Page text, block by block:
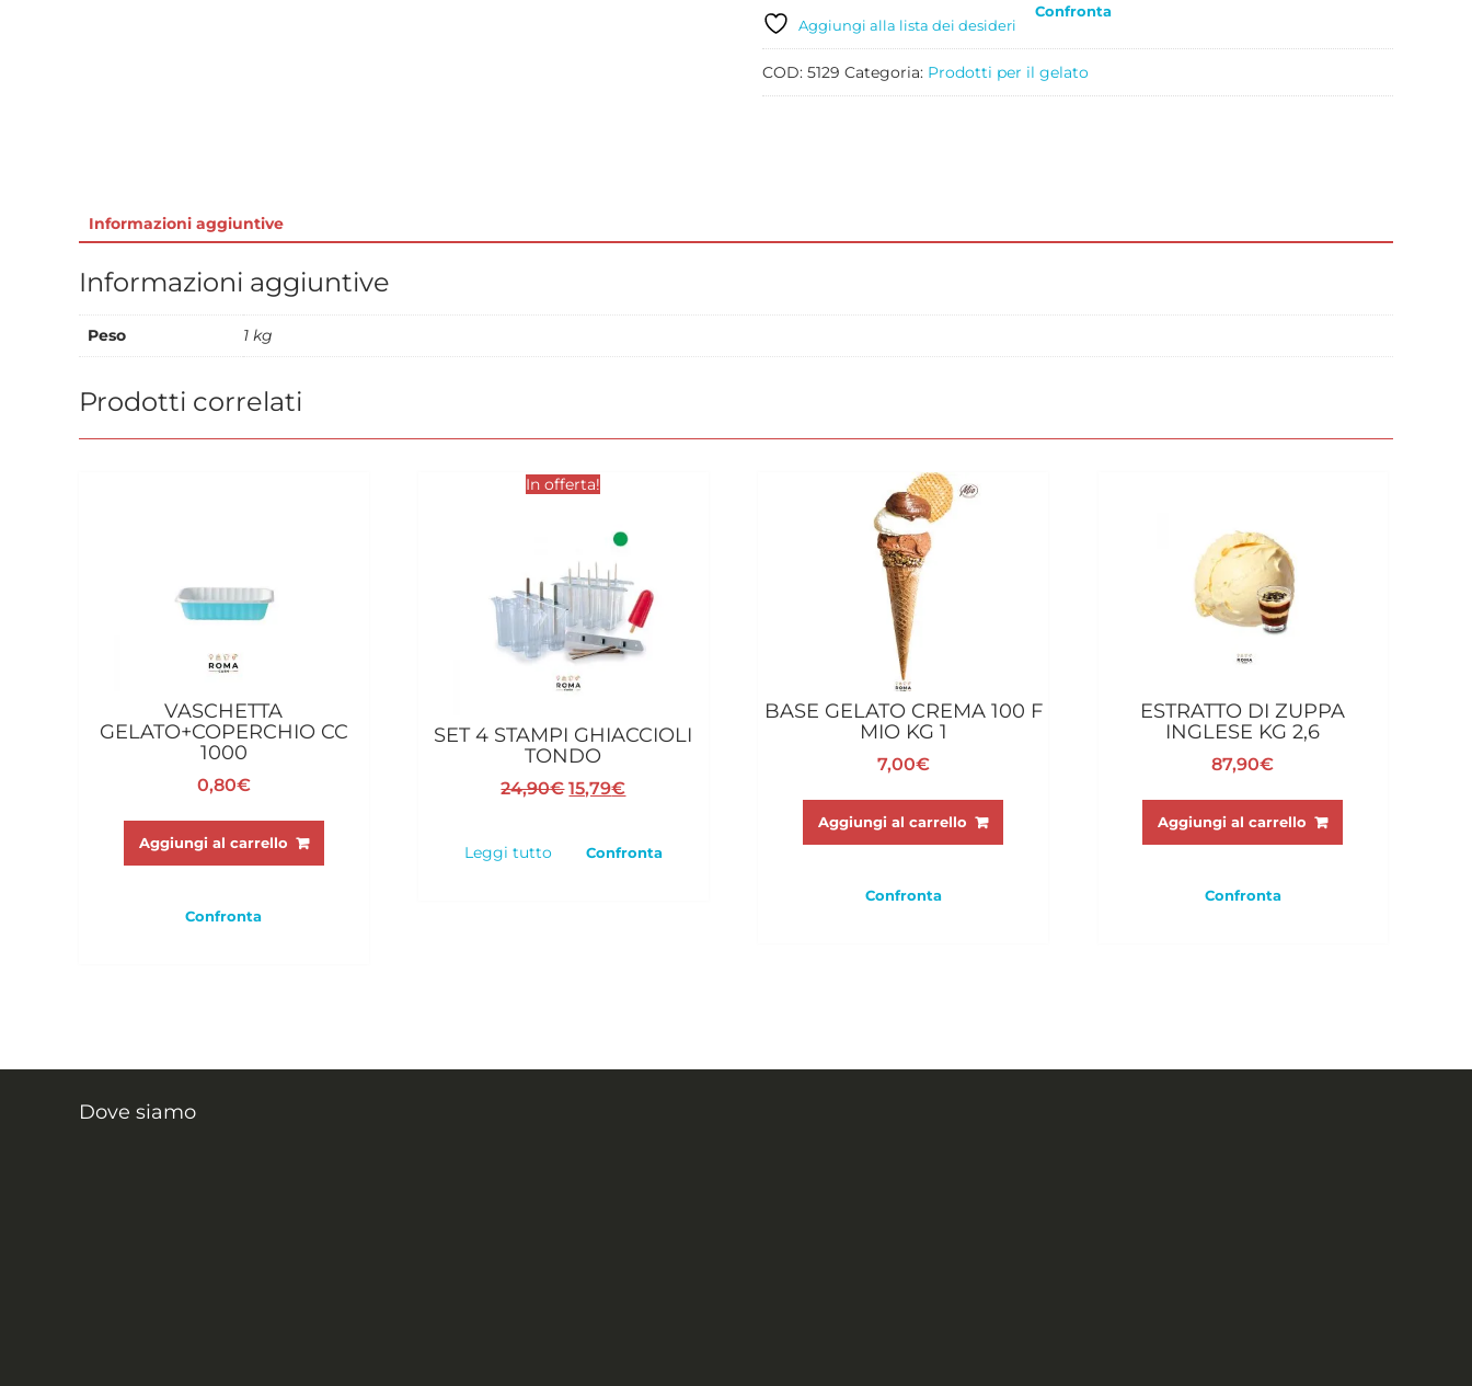
BIANCO
LIOGEL
KG
1,5
Aggiungi alla lista dei desideri
Confronta
COD: 5129 Categoria: Prodotti per il gelato
Informazioni aggiuntive
Informazioni aggiuntive
Peso 1 kg
Prodotti correlati
VASCHETTA
GELATO+COPERCHIO CC
1000
0,80€
Aggiungi al carrello
Confronta
In offerta!
SET 4 STAMPI GHIACCIOLI
TONDO
24,90€Il
era:
15,79€Il
è:
Leggi tutto Confronta
BASE GELATO CREMA 100 F
MIO KG 1
7,00€
Aggiungi al carrello
Confronta
ESTRATTO DI ZUPPA
INGLESE KG 2,6
87,90€
Aggiungi al carrello
Confronta
Dove siamo